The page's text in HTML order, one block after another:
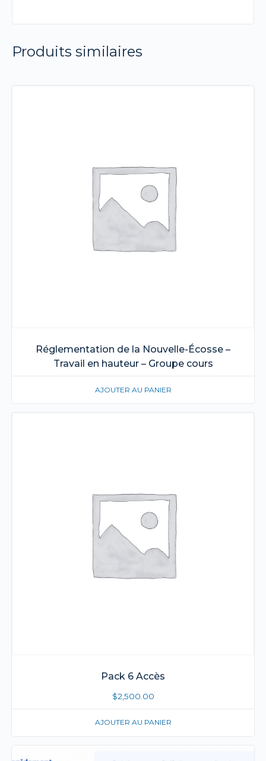
Produits similaires
Réglementation de la Nouvelle-Écosse –
Travail en hauteur – Groupe cours
AJOUTER AU PANIER
Pack 6 Accès
$2,500.00
AJOUTER AU PANIER